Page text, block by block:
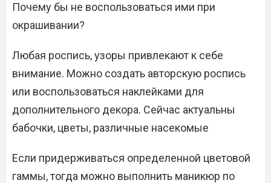
Почему бы не воспользоваться ими при
окрашивании?
Любая роспись, узоры привлекают к себе
внимание. Можно создать авторскую роспись
или воспользоваться наклейками для
дополнительного декора. Сейчас актуальны
бабочки, цветы, различные насекомые
Если придерживаться определенной цветовой
гаммы, тогда можно выполнить маникюр по